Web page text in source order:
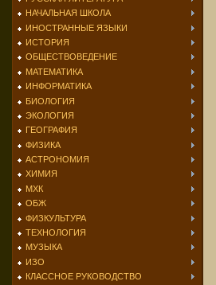
НАЧАЛЬНАЯ ШКОЛА
ИНОСТРАННЫЕ ЯЗЫКИ
ИСТОРИЯ
ОБЩЕСТВОВЕДЕНИЕ
МАТЕМАТИКА
ИНФОРМАТИКА
БИОЛОГИЯ
ЭКОЛОГИЯ
ГЕОГРАФИЯ
ФИЗИКА
АСТРОНОМИЯ
ХИМИЯ
МХК
ОБЖ
ФИЗКУЛЬТУРА
ТЕХНОЛОГИЯ
МУЗЫКА
ИЗО
КЛАССНОЕ РУКОВОДСТВО